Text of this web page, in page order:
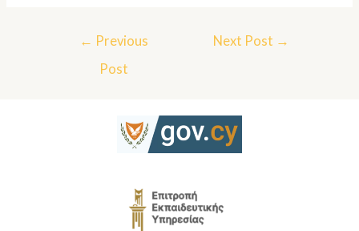
← Previous
Post
Next Post →